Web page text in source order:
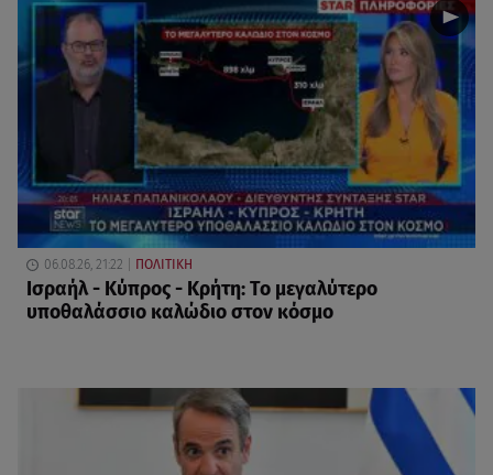
06.08.26, 21:22 ΠΟΛΙΤΙΚΗ
Ισραήλ - Κύπρος - Κρήτη: Το μεγαλύτερο
υποθαλάσσιο καλώδιο στον κόσμο